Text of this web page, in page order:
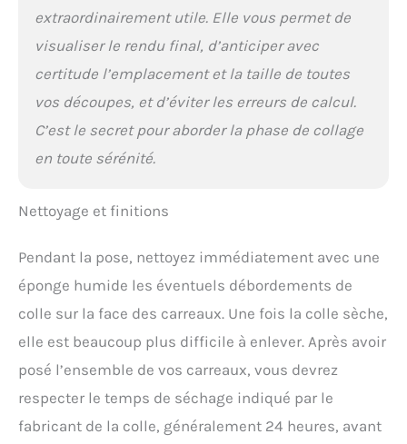
extraordinairement utile. Elle vous permet de
visualiser le rendu final, d’anticiper avec
certitude l’emplacement et la taille de toutes
vos découpes, et d’éviter les erreurs de calcul.
C’est le secret pour aborder la phase de collage
en toute sérénité.
Nettoyage et finitions
Pendant la pose, nettoyez immédiatement avec une
éponge humide les éventuels débordements de
colle sur la face des carreaux. Une fois la colle sèche,
elle est beaucoup plus difficile à enlever. Après avoir
posé l’ensemble de vos carreaux, vous devrez
respecter le temps de séchage indiqué par le
fabricant de la colle, généralement 24 heures, avant